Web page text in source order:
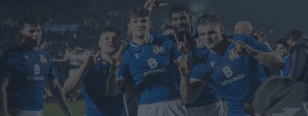
6 Nazioni
United Rugby Championship
Top14